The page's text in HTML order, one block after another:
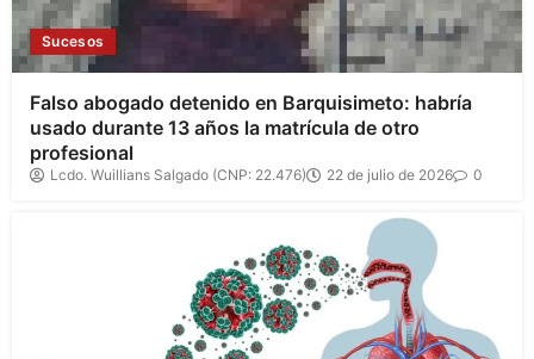
Sucesos
Falso abogado detenido en Barquisimeto: habría
usado durante 13 años la matrícula de otro
profesional
Lcdo. Wuillians Salgado (CNP: 22.476) 22 de julio de 2026 0